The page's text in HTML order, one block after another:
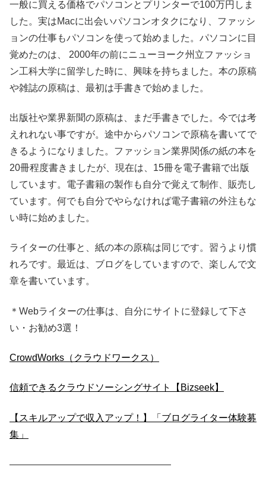
一般に買える価格でパソコンとプリンターで100万円しま
した。実はMacに出会いパソコンオタクになり、ファッシ
ョンの仕事もパソコンを使って始めました。パソコンに目
覚めたのは、 2000年の前にニューヨーク州立ファッショ
ン工科大学に留学した時に、興味を持ちました。本の原稿
や雑誌の原稿は、最初は手書きで始めました。
出版社や業界新聞の原稿は、まだ手書きでした。今では考
えれれない事ですが。途中からパソコンで原稿を書いてで
きるようになりました。ファッション業界関係の紙の本を
20冊程度書きましたが、現在は、15冊を電子書籍で出版
しています。電子書籍の製作も自分で覚えて制作、販売し
ています。何でも自分でやらなければ電子書籍の外注もな
い時に始めました。
ライターの仕事と、紙の本の原稿は同じです。習うより慣
れろです。最近は、ブログをしていますので、楽しんで文
章を書いています。
＊Webライターの仕事は、自分にサイトに登録して下さ
い・お勧め3選！
CrowdWorks（クラウドワークス）
信頼できるクラウドソーシングサイト【Bizseek】
【スキルアップで収入アップ！】「ブログライター体験募
集」
—————————————————